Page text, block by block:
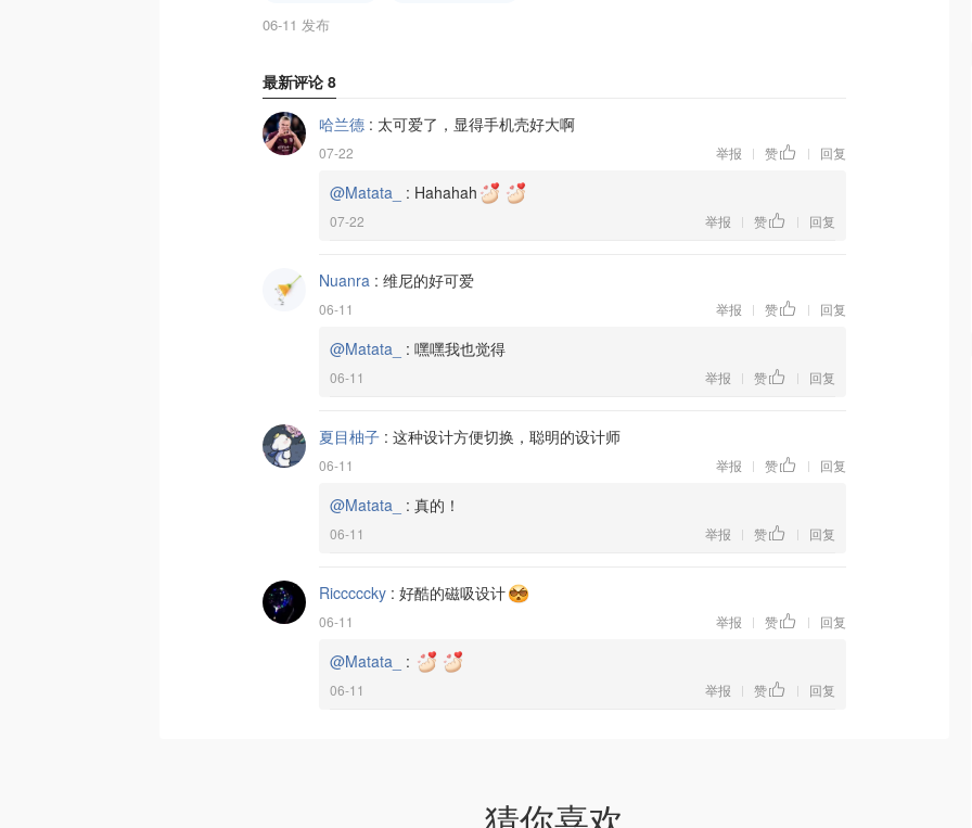
06-11 发布
最新评论 8
哈兰德 : 太可爱了，显得手机壳好大啊
07-22 举报 | 赞 | 回复
@Matata_ : Hahahah
07-22 举报 | 赞 | 回复
Nuanra : 维尼的好可爱
06-11 举报 | 赞 | 回复
@Matata_ : 嘿嘿我也觉得
06-11 举报 | 赞 | 回复
夏目柚子 : 这种设计方便切换，聪明的设计师
06-11 举报 | 赞 | 回复
@Matata_ : 真的！
06-11 举报 | 赞 | 回复
Ricccccky : 好酷的磁吸设计
06-11 举报 | 赞 | 回复
@Matata_ :
06-11 举报 | 赞 | 回复